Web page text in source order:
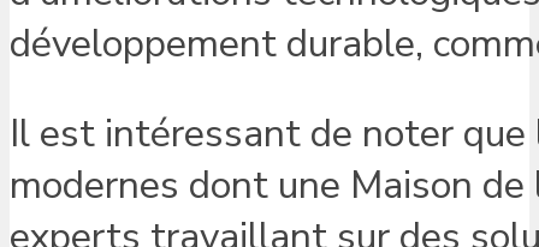
développement durable,
Il est intéressant de noter
modernes dont une Maison
experts travaillant sur des